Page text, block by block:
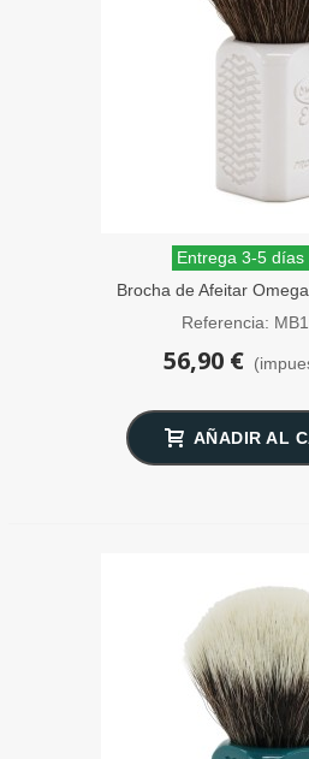
Entrega 3-5 días
Brocha de Afeitar
Elite PRO-GRIP
Referencia:
56,90 €
AÑADIR AL